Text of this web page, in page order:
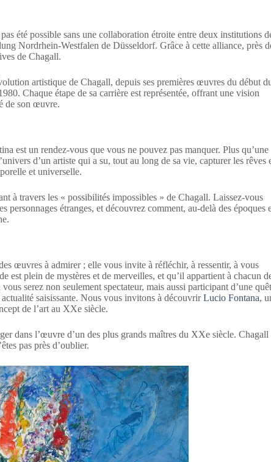
été possible sans une collaboration étroite entre deux institutions
Nordrhein-Westfalen de Düsseldorf. Grâce à cette alliance, près
de Chagall.
artistique de Chagall, depuis ses premières œuvres du début
Chaque étape de sa carrière est représentée, offrant une vision
de son œuvre.
est un rendez-vous que vous ne pouvez pas manquer. Plus qu’une
d’un artiste qui a su, tout au long de sa vie, capturer les rêves
et universelle.
à travers les « possibilités impossibles » de Chagall. Laissez-vous
personnages étranges, et découvrez comment, au-delà des époques
œuvres à admirer ; elle vous invite à réfléchir, à ressentir, à vous
est plein de mystères et de merveilles, et qu’il appartient à chacun
serez non seulement spectateur, mais aussi participant d’une
saisissante. Nous vous invitons à découvrirLucio Fontana,
de l’art au XXe siècle.
dans l’œuvre d’un des plus grands maîtres du XXe siècle. Chagall
pas près d’oublier.